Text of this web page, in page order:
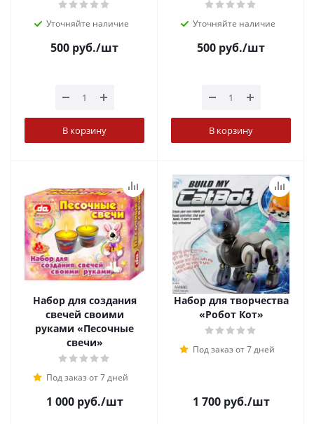
Уточняйте наличие
500 руб./шт
В корзину
Уточняйте наличие
500 руб./шт
В корзину
Набор для создания
свечей своими
руками «Песочные
свечи»
Под заказ от 7 дней
1 000руб./шт
Набор для творчества
«Робот Кот»
Под заказ от 7 дней
1 700руб./шт